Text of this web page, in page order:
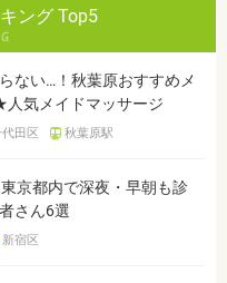
ング Top5
ない…！秋葉原おすすめメ
気メイドマッサージ
田区 秋葉原駅
東京都内で深夜・早朝も診
さん6選
新宿区